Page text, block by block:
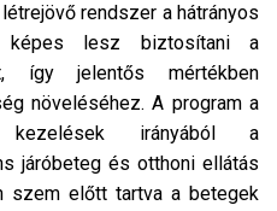
rendszer a hátrányos
képes lesz biztosítani a
így jelentős mértékben
növeléséhez. A program a
irányából a
járóbeteg és otthoni ellátás
szem előtt tartva a betegek